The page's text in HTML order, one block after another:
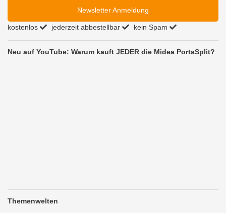
Newsletter Anmeldung
kostenlos jederzeit abbestellbar kein Spam
Neu auf YouTube: Warum kauft JEDER die Midea PortaSplit?
Themenwelten